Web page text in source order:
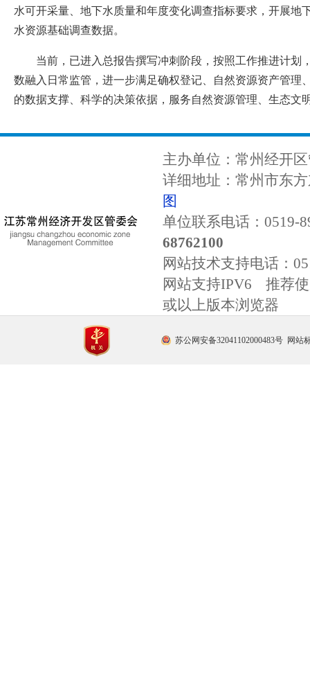
水可开采量、地下水质量和年度变化调查指标要求，开展
水资源基础调查数据。
当前，已进入总报告撰写冲刺阶段，按照工作推进计
数融入日常监管，进一步满足确权登记、自然资源资产管
的数据支撑、科学的决策依据，服务自然资源管理、生态文
主办单位：常州经开
详细地址：常州市东
图
单位联系电话：0519-
68762100
网站技术支持电话：
网站支持IPV6 推荐使
或以上版本浏览器
苏公网安备32041102000483号 网站